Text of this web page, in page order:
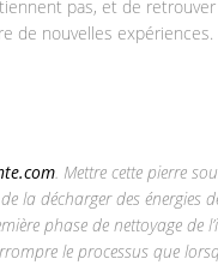
pas, et de
de nouvelles expériences.
. Mettre cette pierre
la décharger des énergies
phase de nettoyage de
le processus que